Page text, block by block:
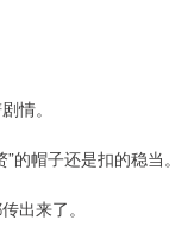
情。
的帽子还是扣的稳当。
出来了。